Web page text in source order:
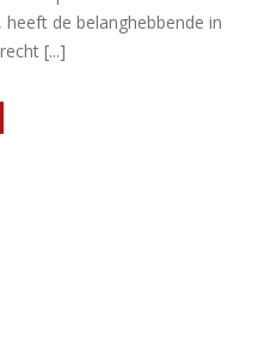
gegeven voor
de vergoeding van